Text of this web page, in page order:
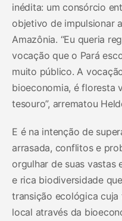
inédita: um consórcio
objetivo de impulsionar
Amazônia. “Eu queria
vocação que o Pará
muito público. A
bioeconomia, é floresta
tesouro”, arrematou
E é na intenção de
arrasada, conflitos e
orgulhar de suas vastas
e rica biodiversidade
transição ecológica
local através da